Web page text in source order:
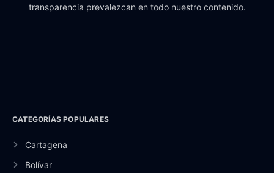
transparencia prevalezcan en todo nuestro contenido.
CATEGORÍAS POPULARES
Cartagena
Bolívar